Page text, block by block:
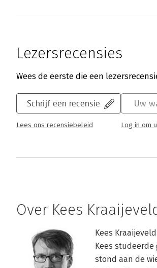
Lezersrecensies
Wees de eerste die een
Schrijf een recensie
Lees ons recensiebeleid
Uw
Log in om
Over Kees
Kees
Kees
stond aan de